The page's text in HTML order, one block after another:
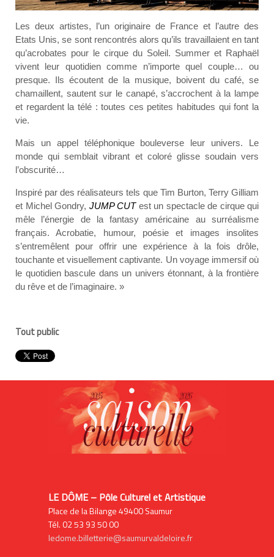
Les deux artistes, l’un originaire de France et l’autre des
Etats Unis, se sont rencontrés alors qu’ils travaillaient en tant
qu’acrobates pour le cirque du Soleil. Summer et Raphaël
vivent leur quotidien comme n’importe quel couple… ou
presque. Ils écoutent de la musique, boivent du café, se
chamaillent, sautent sur le canapé, s’accrochent à la lampe
et regardent la télé : toutes ces petites habitudes qui font la
vie.
Mais un appel téléphonique bouleverse leur univers. Le
monde qui semblait vibrant et coloré glisse soudain vers
l’obscurité…
Inspiré par des réalisateurs tels que Tim Burton, Terry Gilliam
et Michel Gondry, JUMP CUTest un spectacle de cirque qui
mêle l’énergie de la fantasy américaine au surréalisme
français. Acrobatie, humour, poésie et images insolites
s’entremêlent pour offrir une expérience à la fois drôle,
touchante et visuellement captivante. Un voyage immersif où
le quotidien bascule dans un univers étonnant, à la frontière
du rêve et de l’imaginaire. »
Tout public
LE DÔME – Pôle Culturel et Artistique
Place de la Bilange 49400 Saumur
Tél. 02 53 93 50 00
ledome.billetterie@saumurvaldeloire.fr